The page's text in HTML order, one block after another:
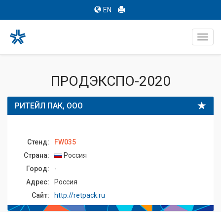
EN
ПРОДЭКСПО-2020
РИТЕЙЛ ПАК, ООО
Стенд:
FW035
Страна:
Россия
Город:
-
Адрес:
Россия
Сайт:
http://retpack.ru